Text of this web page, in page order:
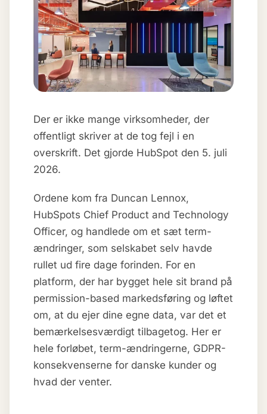
Der er ikke mange virksomheder, der
offentligt skriver at de tog fejl i en
overskrift. Det gjorde HubSpot den 5. juli
2026.
Ordene kom fra Duncan Lennox,
HubSpots Chief Product and Technology
Officer, og handlede om et sæt term-
ændringer, som selskabet selv havde
rullet ud fire dage forinden. For en
platform, der har bygget hele sit brand på
permission-based markedsføring og løftet
om, at du ejer dine egne data, var det et
bemærkelsesværdigt tilbagetog. Her er
hele forløbet, term-ændringerne, GDPR-
konsekvenserne for danske kunder og
hvad der venter.